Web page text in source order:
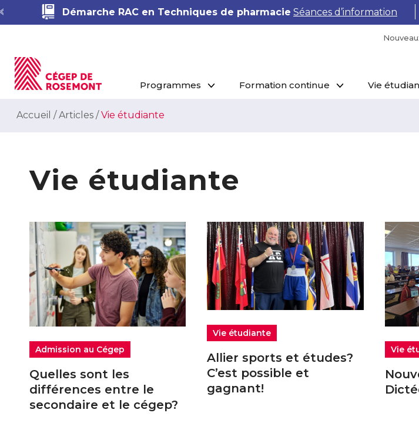
Démarche RAC en Techniques de pharmacie Séances d’information
Programmes Formation continue Vie
Accueil /Articles /Vie étudiante
Vie étudiante
Admission au Cégep
Quelles sont les
différences entre le
secondaire et le cégep?
Vie étudiante
Allier sports et études?
C’est possible et
gagnant!
Vie